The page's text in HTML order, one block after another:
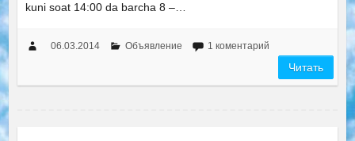
kuni soat 14:00 da barcha 8 –…
06.03.2014 Объявление 1 коментарий
Читать